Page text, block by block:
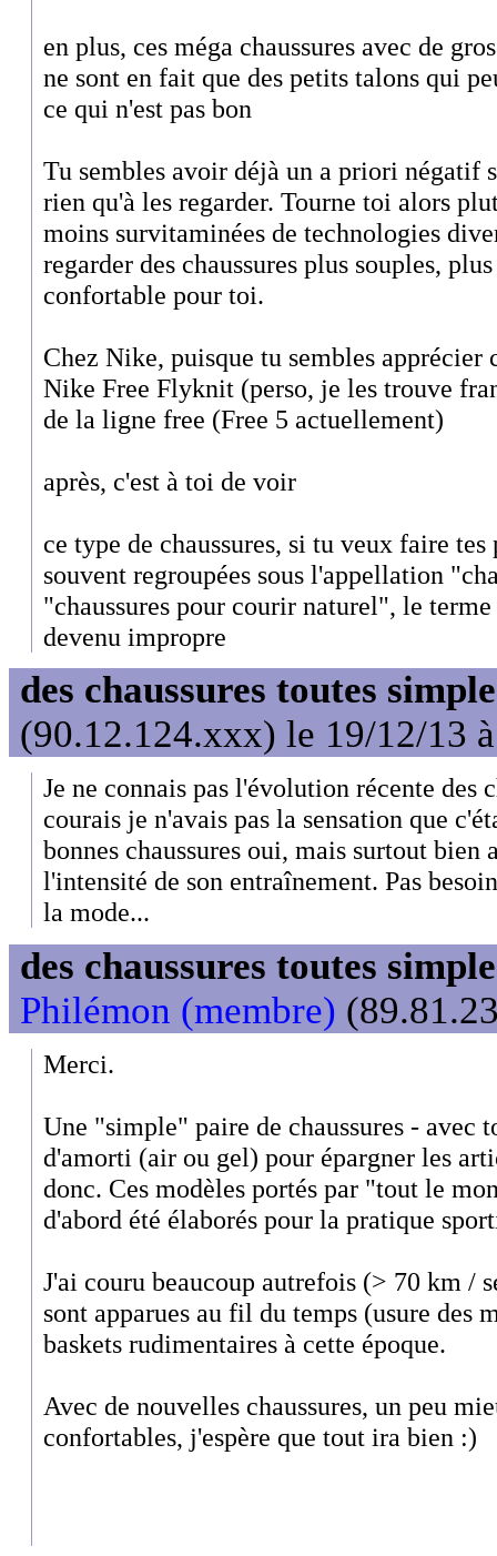
en plus, ces méga chaussures avec de
ne sont en fait que des petits talons qui
ce qui n'est pas bon
Tu sembles avoir déjà un a priori négatif
rien qu'à les regarder. Tourne toi alors
moins survitaminées de technologies
regarder des chaussures plus souples,
confortable pour toi.
Chez Nike, puisque tu sembles apprécier
Nike Free Flyknit (perso, je les trouve
de la ligne free (Free 5 actuellement)
après, c'est à toi de voir
ce type de chaussures, si tu veux faire tes
souvent regroupées sous l'appellation
"chaussures pour courir naturel", le
devenu impropre
des chaussures toutes
(90.12.124.xxx) le 19/12/13
Je ne connais pas l'évolution récente des
courais je n'avais pas la sensation que
bonnes chaussures oui, mais surtout bien
l'intensité de son entraînement. Pas
la mode...
des chaussures toutes
Philémon (membre)
Merci.
Une "simple" paire de chaussures - avec
d'amorti (air ou gel) pour épargner les
donc. Ces modèles portés par "tout le
d'abord été élaborés pour la pratique
J'ai couru beaucoup autrefois (> 70 km /
sont apparues au fil du temps (usure des
baskets rudimentaires à cette époque.
Avec de nouvelles chaussures, un peu
confortables, j'espère que tout ira bien :)